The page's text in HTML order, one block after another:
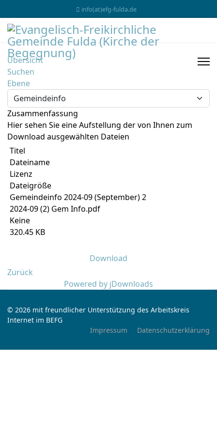
info(at)efg-fulda.de
Übersicht
Suchen
Ebene
Zusammenfassung
Hier sehen Sie eine Aufstellung der von Ihnen zum
Download ausgewählten Dateien
Titel
Dateiname
Lizenz
Dateigröße
Gemeindeinfo 2024-09 (September) 2
2024-09 (2) Gem Info.pdf
Keine
320.45 KB
Download
Zurück
Powered by jDownloads
© 2026 mit freundlicher Unterstützung des Arbeitskreis
Internet im BEFG
Impressum
Datenschutzerklärung